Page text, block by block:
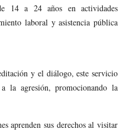
14 a 24 años en actividades
laboral y asistencia pública
y el diálogo, este servicio
la agresión, promocionando la
aprenden sus derechos al visitar